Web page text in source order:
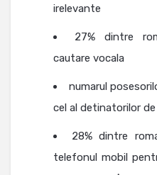
irelevante
27% dintre
cautare vocala
numarul
cel al detinatorilor
28% dintre
telefonul mobil